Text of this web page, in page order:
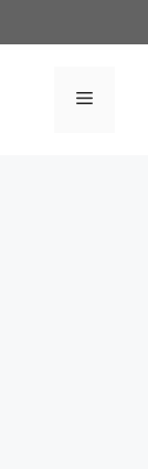
Menu